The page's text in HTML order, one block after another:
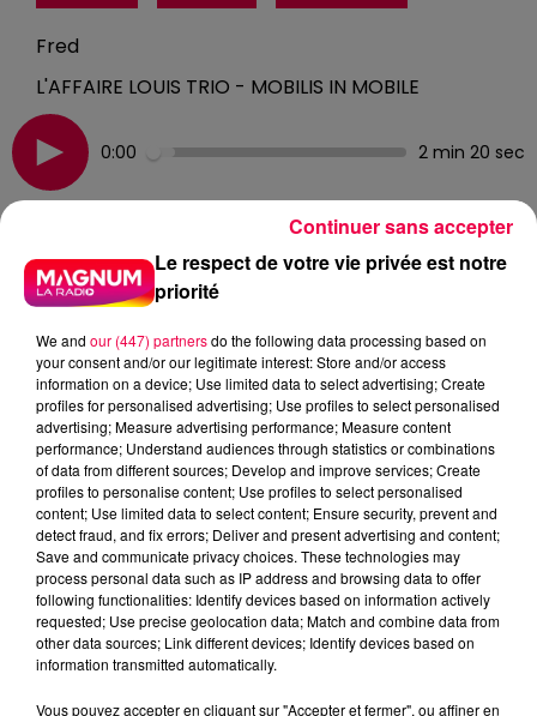
Fred
L'AFFAIRE LOUIS TRIO - MOBILIS IN MOBILE
0:00 2 min 20 sec
18 mai 2026 - 2 min 20 sec
UN JOUR UNE CHANSON #761
Il y a des groupes qui méritent largement mieux que
d'être réduits à une seule chanson. L'Affaire Louis' Trio
est de ceux-là. Retour sur "Mobilis in Mobile", un chef-
d'œuvre discret, comme il en existe peu.
L'histoire commence à Lyon, en 1979, quand deux
frères, Hubert et Vincent Mounier, montent un groupe
de rock dans leur chambre. Ils cherchent un troisième
membre, passent une petite annonce — la grande
tradition — et recrutent François Lebleu. En 1982,
L'Affaire Louis' Trio est officiellement né. Le nom, lui,
porte quelque chose de lourd : il vient d'un fait divers
Le respect de votre vie privée est notre
priorité
We and our (447) partnersdo the following data processing based on
your consent and/or our legitimate interest: Store and/or access
information on a device; Use limited data to select advertising; Create
profiles for personalised advertising; Use profiles to select personalised
advertising; Measure advertising performance; Measure content
performance; Understand audiences through statistics or combinations
of data from different sources; Develop and improve services; Create
profiles to personalise content; Use profiles to select personalised
content; Use limited data to select content; Ensure security, prevent and
detect fraud, and fix errors; Deliver and present advertising and content;
Save and communicate privacy choices. These technologies may
process personal data such as IP address and browsing data to offer
following functionalities: Identify devices based on information actively
requested; Use precise geolocation data; Match and combine data from
other data sources; Link different devices; Identify devices based on
information transmitted automatically.
Vous pouvez accepter en cliquant sur "Accepter et fermer", ou affiner en
Continuer sans accepter